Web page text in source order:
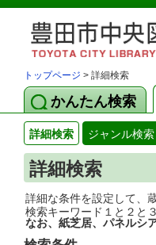
トップページ > 詳細検索
かんたん検索
詳細検索 ジャンル検索
詳細検索
詳細な条件を設定して、
検索キーワード１と２と
なお、紙芝居、パネルシ